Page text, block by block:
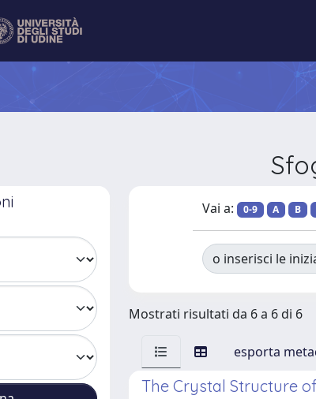
Vai a: 0-9 A B
o inserisci le
Mostrati risultati da 6 a 6 di 6
esporta
The Crystal Structure